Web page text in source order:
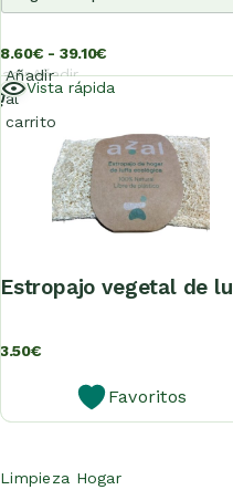
8.60€ - 39.10€
al
Añadir
al
carrito
Vista rápida
estropajo vegetal de
3.50€
Favoritos
Añadir
al
carrito
Limpieza Hogar